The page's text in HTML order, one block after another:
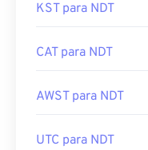
KST para NDT
CAT para NDT
AWST para NDT
UTC para NDT